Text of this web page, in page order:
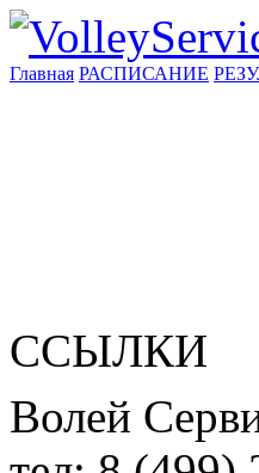
Главная РАСПИСАНИЕ
ССЫЛКИ
Волей